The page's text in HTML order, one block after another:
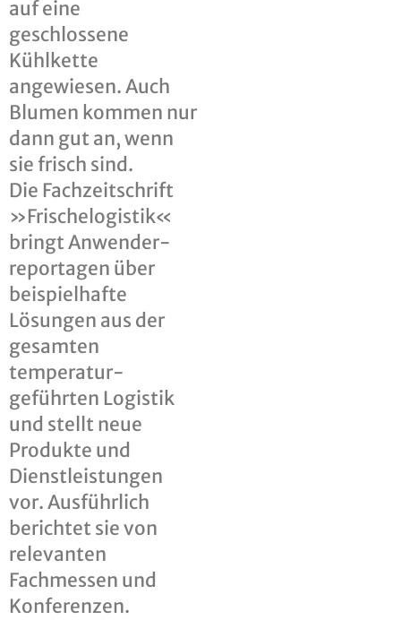
auf eine
geschlossene
Kühlkette
angewiesen. Auch
Blumen kommen nur
dann gut an, wenn
sie frisch sind.
Die Fachzeitschrift
»Frische­logistik«
bringt Anwender­
reportagen über
beispielhafte
Lösungen aus der
gesamten
temperatur­
geführten Logistik
und stellt neue
Produkte und
Dienstleistungen
vor. Ausführlich
berichtet sie von
relevanten
Fachmessen und
Konferenzen.